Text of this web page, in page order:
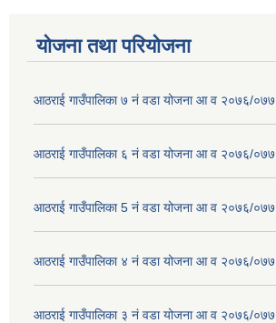
योजना तथा परियोजना
आठराई गाउँपालिका ७ नं वडा योजना आ व २०७६/०७७
आठराई गाउँपालिका ६ नं वडा योजना आ व २०७६/०७७
आठराई गाउँपालिका 5 नं वडा योजना आ व २०७६/०७७
आठराई गाउँपालिका ४ नं वडा योजना आ व २०७६/०७७
आठराई गाउँपालिका ३ नं वडा योजना आ व २०७६/०७७